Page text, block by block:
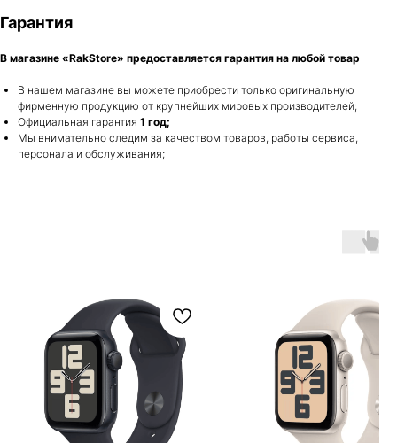
Гарантия
В магазине «RakStore» предоставляется гарантия на любой товар
В нашем магазине вы можете приобрести только оригинальную
фирменную продукцию от крупнейших мировых производителей;
Официальная гарантия 1 год;
Мы внимательно следим за качеством товаров, работы сервиса,
персонала и обслуживания;
Apple, логотип Apple и изображения Apple являются
зарегистрированными товарными знаками компании Apple
2026 © RakStore. Все права защищены.
ИП Ракутин К.О. ОГРНИП 64274382742987
Разработка сайта:
https://afonyweb.com